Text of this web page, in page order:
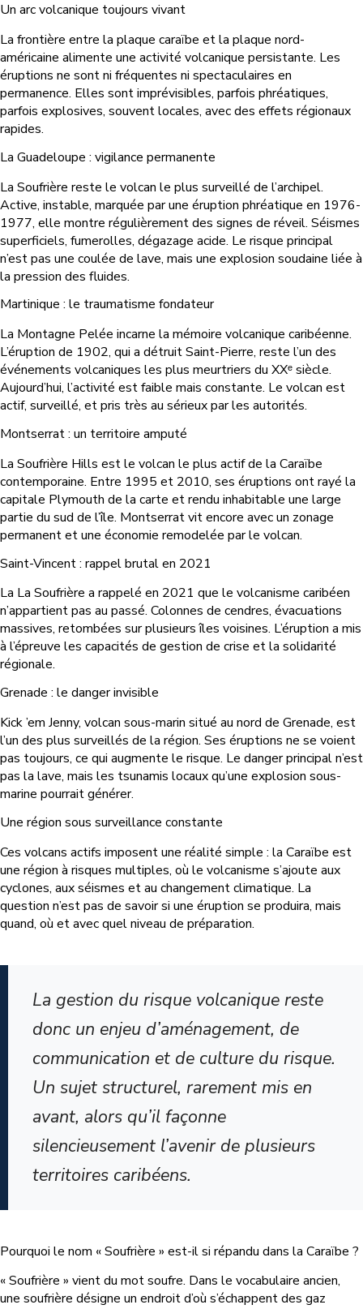
Un arc volcanique toujours vivant
La frontière entre la plaque caraïbe et la plaque nord-
américaine alimente une activité volcanique persistante. Les
éruptions ne sont ni fréquentes ni spectaculaires en
permanence. Elles sont imprévisibles, parfois phréatiques,
parfois explosives, souvent locales, avec des effets régionaux
rapides.
La Guadeloupe : vigilance permanente
La Soufrière reste le volcan le plus surveillé de l’archipel.
Active, instable, marquée par une éruption phréatique en 1976-
1977, elle montre régulièrement des signes de réveil. Séismes
superficiels, fumerolles, dégazage acide. Le risque principal
n’est pas une coulée de lave, mais une explosion soudaine liée à
la pression des fluides.
Martinique : le traumatisme fondateur
La Montagne Pelée incarne la mémoire volcanique caribéenne.
L’éruption de 1902, qui a détruit Saint-Pierre, reste l’un des
événements volcaniques les plus meurtriers du XXᵉ siècle.
Aujourd’hui, l’activité est faible mais constante. Le volcan est
actif, surveillé, et pris très au sérieux par les autorités.
Montserrat : un territoire amputé
La Soufrière Hills est le volcan le plus actif de la Caraïbe
contemporaine. Entre 1995 et 2010, ses éruptions ont rayé la
capitale Plymouth de la carte et rendu inhabitable une large
partie du sud de l’île. Montserrat vit encore avec un zonage
permanent et une économie remodelée par le volcan.
Saint-Vincent : rappel brutal en 2021
La La Soufrière a rappelé en 2021 que le volcanisme caribéen
n’appartient pas au passé. Colonnes de cendres, évacuations
massives, retombées sur plusieurs îles voisines. L’éruption a mis
à l’épreuve les capacités de gestion de crise et la solidarité
régionale.
Grenade : le danger invisible
Kick ’em Jenny, volcan sous-marin situé au nord de Grenade, est
l’un des plus surveillés de la région. Ses éruptions ne se voient
pas toujours, ce qui augmente le risque. Le danger principal n’est
pas la lave, mais les tsunamis locaux qu’une explosion sous-
marine pourrait générer.
Une région sous surveillance constante
Ces volcans actifs imposent une réalité simple : la Caraïbe est
une région à risques multiples, où le volcanisme s’ajoute aux
cyclones, aux séismes et au changement climatique. La
question n’est pas de savoir si une éruption se produira, mais
quand, où et avec quel niveau de préparation.
La gestion du risque volcanique reste
donc un enjeu d’aménagement, de
communication et de culture du risque.
Un sujet structurel, rarement mis en
avant, alors qu’il façonne
silencieusement l’avenir de plusieurs
territoires caribéens.
Pourquoi le nom « Soufrière » est-il si répandu dans la Caraïbe ?
« Soufrière » vient du mot soufre. Dans le vocabulaire ancien,
une soufrière désigne un endroit d’où s’échappent des gaz